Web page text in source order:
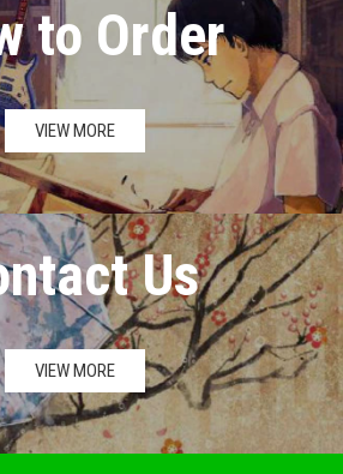
to Order
VIEW MORE
Us
VIEW MORE